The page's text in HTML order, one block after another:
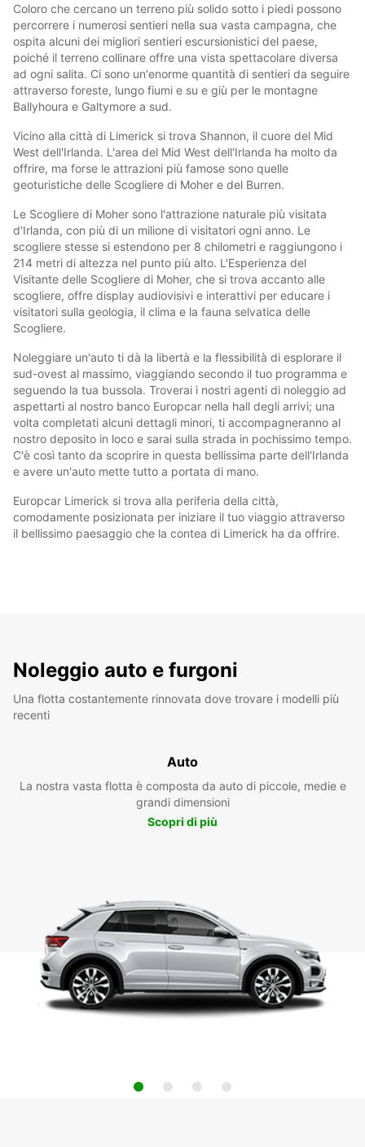
Coloro che cercano un terreno più solido sotto i piedi possono
percorrere i numerosi sentieri nella sua vasta campagna, che
ospita alcuni dei migliori sentieri escursionistici del paese,
poiché il terreno collinare offre una vista spettacolare diversa
ad ogni salita. Ci sono un'enorme quantità di sentieri da seguire
attraverso foreste, lungo fiumi e su e giù per le montagne
Ballyhoura e Galtymore a sud.
Vicino alla città di Limerick si trova Shannon, il cuore del Mid
West dell'Irlanda. L'area del Mid West dell'Irlanda ha molto da
offrire, ma forse le attrazioni più famose sono quelle
geoturistiche delle Scogliere di Moher e del Burren.
Le Scogliere di Moher sono l'attrazione naturale più visitata
d'Irlanda, con più di un milione di visitatori ogni anno. Le
scogliere stesse si estendono per 8 chilometri e raggiungono i
214 metri di altezza nel punto più alto. L'Esperienza del
Visitante delle Scogliere di Moher, che si trova accanto alle
scogliere, offre display audiovisivi e interattivi per educare i
visitatori sulla geologia, il clima e la fauna selvatica delle
Scogliere.
Noleggiare un'auto ti dà la libertà e la flessibilità di esplorare il
sud-ovest al massimo, viaggiando secondo il tuo programma e
seguendo la tua bussola. Troverai i nostri agenti di noleggio ad
aspettarti al nostro banco Europcar nella hall degli arrivi; una
volta completati alcuni dettagli minori, ti accompagneranno al
nostro deposito in loco e sarai sulla strada in pochissimo tempo.
C'è così tanto da scoprire in questa bellissima parte dell'Irlanda
e avere un'auto mette tutto a portata di mano.
Europcar Limerick si trova alla periferia della città,
comodamente posizionata per iniziare il tuo viaggio attraverso
il bellissimo paesaggio che la contea di Limerick ha da offrire.
Noleggio auto e furgoni
Una flotta costantemente rinnovata dove trovare i modelli più
recenti
Auto
La nostra vasta flotta è composta da auto di piccole, medie e
grandi dimensioni
Scopri di più